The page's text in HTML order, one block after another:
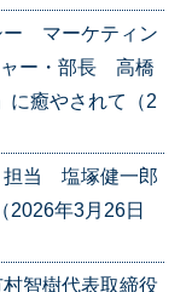
ー マーケティン
ー・部長 高橋
癒やされて（2
担当 塩塚健一郎
年3月26日
智樹代表取締役